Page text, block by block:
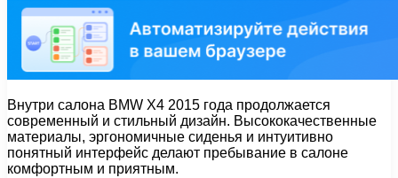
Внутри салона BMW X4 2015 года продолжается
современный и стильный дизайн. Высококачественные
материалы, эргономичные сиденья и интуитивно
понятный интерфейс делают пребывание в салоне
комфортным и приятным.